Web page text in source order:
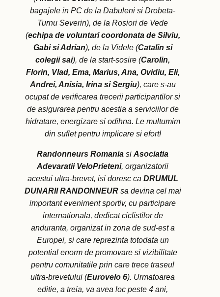
bagajele in PC de la Dabuleni si Drobeta-
Turnu Severin), de la Rosiori de Vede
(echipa de voluntari coordonata de Silviu,
Gabi si Adrian), de la Videle (Catalin si
colegii sai), de la start-sosire (Carolin,
Florin, Vlad, Ema, Marius, Ana, Ovidiu, Eli,
Andrei, Anisia, Irina si Sergiu), care s-au
ocupat de verificarea trecerii participantilor si
de asigurarea pentru acestia a serviciilor de
hidratare, energizare si odihna. Le multumim
din suflet pentru implicare si efort!
Randonneurs Romania si Asociatia
Adevaratii VeloPrieteni, organizatorii
acestui ultra-brevet, isi doresc ca DRUMUL
DUNARII RANDONNEURsa devina cel mai
important eveniment sportiv, cu participare
internationala, dedicat ciclistilor de
anduranta, organizat in zona de sud-est a
Europei, si care reprezinta totodata un
potential enorm de promovare si vizibilitate
pentru comunitatile prin care trece traseul
ultra-brevetului (Eurovelo 6). Urmatoarea
editie, a treia, va avea loc peste 4 ani,